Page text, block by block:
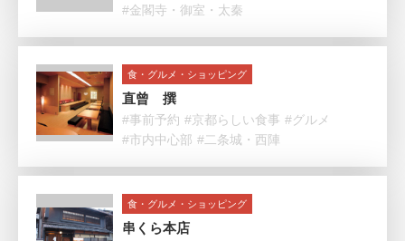
#金閣寺・御室・太秦
食・グルメ・ショッピング
直曾 撰
#事前予約 #京都らしい食事 #グルメ
#市内中心部 #二条城・西陣
食・グルメ・ショッピング
串くら本店